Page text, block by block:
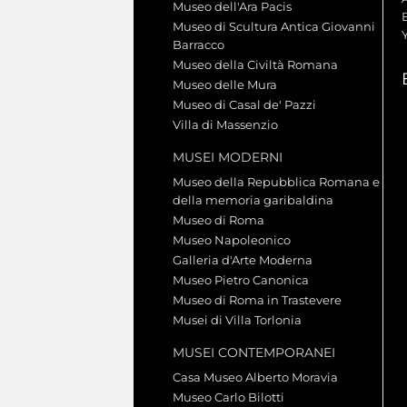
Museo dell'Ara Pacis
Museo di Scultura Antica Giovanni
Barracco
Museo della Civiltà Romana
Museo delle Mura
Museo di Casal de' Pazzi
Villa di Massenzio
MUSEI MODERNI
Museo della Repubblica Romana e
della memoria garibaldina
Museo di Roma
Museo Napoleonico
Galleria d'Arte Moderna
Museo Pietro Canonica
Museo di Roma in Trastevere
Musei di Villa Torlonia
MUSEI CONTEMPORANEI
Casa Museo Alberto Moravia
Museo Carlo Bilotti